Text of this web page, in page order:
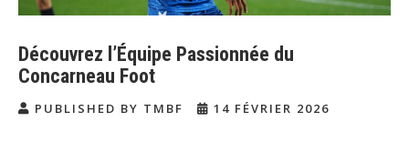
Découvrez l’Équipe Passionnée du
Concarneau Foot
PUBLISHED BY TMBF 14 FÉVRIER 2026